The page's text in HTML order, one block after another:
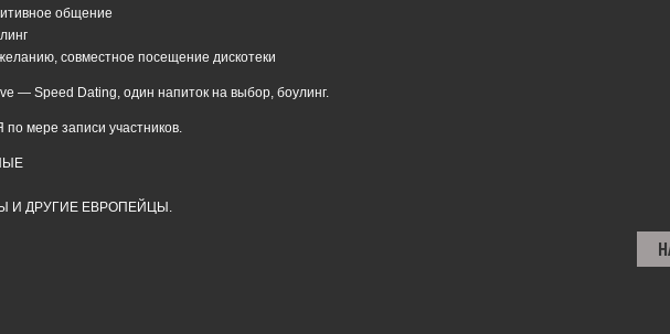
общение
совместное посещение дискотеки
— Speed Dating, один напиток на выбор, боулинг.
записи участников.
ДРУГИЕ ЕВРОПЕЙЦЫ.